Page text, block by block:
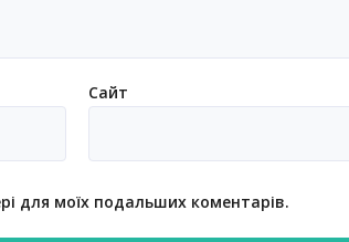
Сайт
для моїх подальших коментарів.